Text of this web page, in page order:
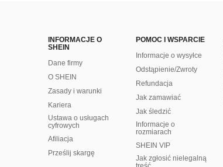
INFORMACJE O
SHEIN
Dane firmy
O SHEIN
Zasady i warunki
Kariera
Ustawa o usługach
cyfrowych
Afiliacja
Prześlij skargę
POMOC I WSPARCIE
Informacje o wysyłce
Odstąpienie/Zwroty
Refundacja
Jak zamawiać
Jak śledzić
Informacje o
rozmiarach
SHEIN VIP
Jak zgłosić nielegalną